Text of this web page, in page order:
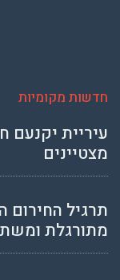
חדשות מקומיות
עיריית יקנעם
מצטיינים
תרגיל החירום
מתורגלת